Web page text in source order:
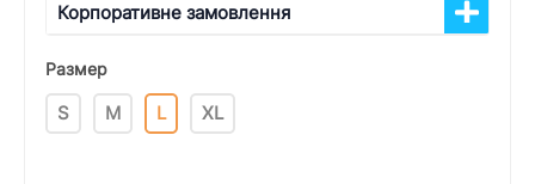
Корпоративне замовлення
Размер
S M L XL